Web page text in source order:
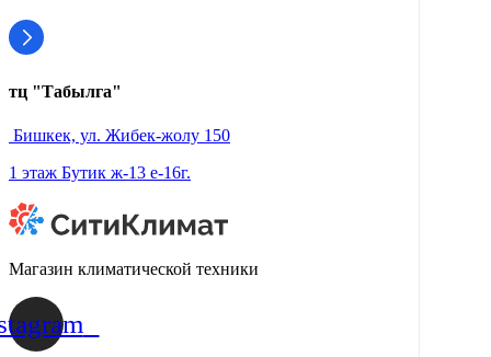
тц "Табылга"
Бишкек, ул. Жибек-жолу 150
1 этаж Бутик ж-13 е-16г.
Магазин климатической техники